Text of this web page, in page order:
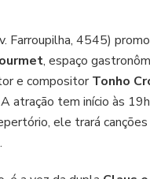
Farroupilha, 4545)
, espaço
e compositorTonho
atração tem início às
ele trará